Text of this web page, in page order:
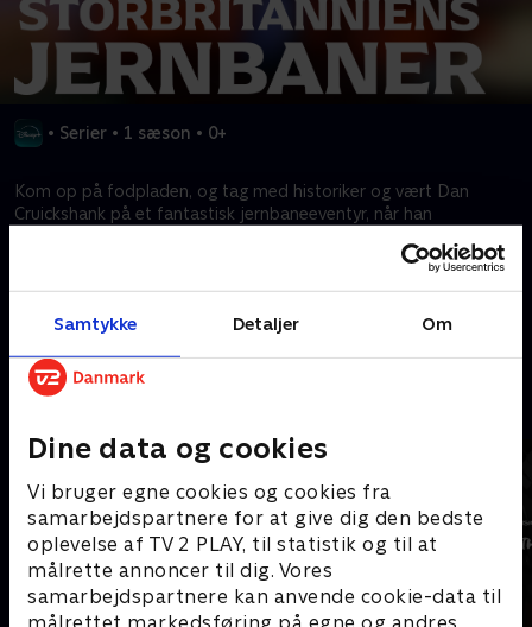
Samtykke Detaljer Om
Dine data og cookies
Vi bruger egne cookies og cookies fra
samarbejdspartnere for at give dig den bedste
oplevelse af TV 2 PLAY, til statistik og til at
målrette annoncer til dig. Vores
samarbejdspartnere kan anvende cookie-data til
• Serier • 1 sæson • 0+
Kom op på fodpladen, og tag med historiker og vært Dan
Cruickshank på et fantastisk jernbaneeventyr, når han
Kræver tilkøb